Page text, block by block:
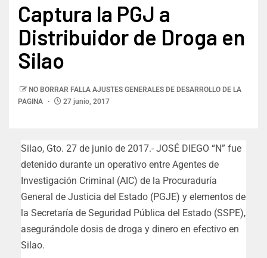
Captura la PGJ a
Distribuidor de Droga en
Silao
NO BORRAR FALLA AJUSTES GENERALES DE DESARROLLO DE LA
PAGINA
27 junio, 2017
Silao, Gto. 27 de junio de 2017.- JOSÉ DIEGO “N” fue
detenido durante un operativo entre Agentes de
Investigación Criminal (AIC) de la Procuraduría
General de Justicia del Estado (PGJE) y elementos de
la Secretaría de Seguridad Pública del Estado (SSPE),
asegurándole dosis de droga y dinero en efectivo en
Silao.